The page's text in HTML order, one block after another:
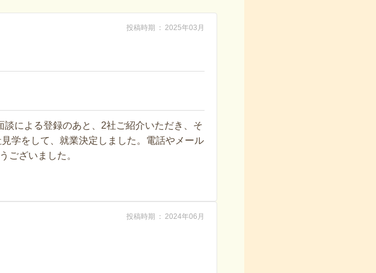
投稿時期 2025年03月
による登録のあと、2社ご紹介いただき、そ
学をして、就業決定しました。電話やメール
ございました。
投稿時期 2024年06月